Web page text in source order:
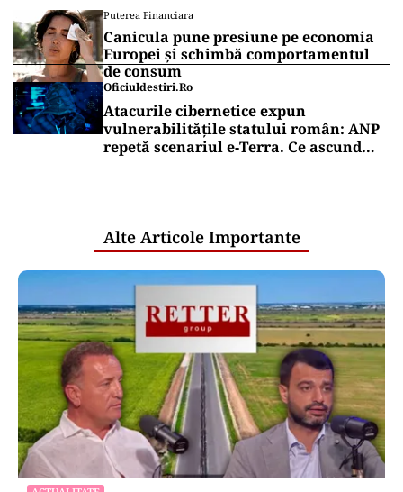
Puterea Financiara
Canicula pune presiune pe economia
Europei și schimbă comportamentul
de consum
Oficiuldestiri.ro
Atacurile cibernetice expun
vulnerabilitățile statului român: ANP
repetă scenariul e‑Terra. Ce ascund
Alte Articole Importante